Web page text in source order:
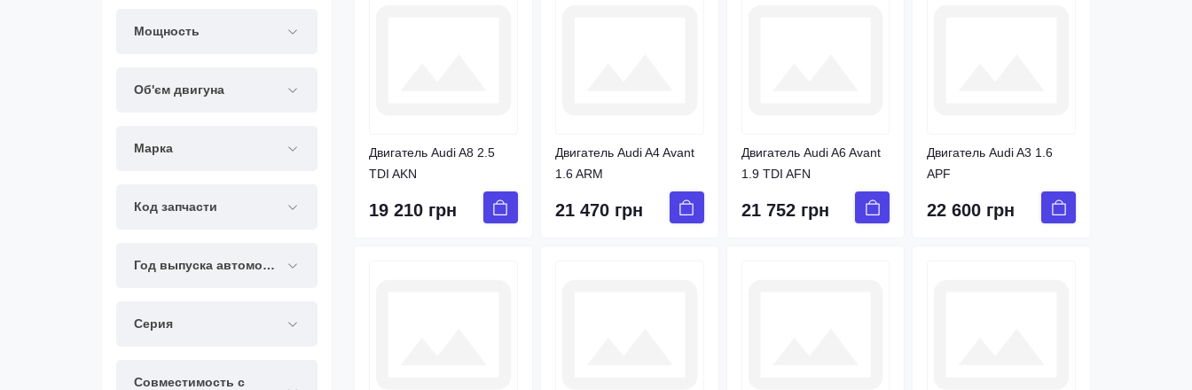
Мощность
Об'єм двигуна
Марка
Код запчасти
Год выпуска автомобиля
Серия
Совместимость с
Двигатель Audi A8 2.5
TDI AKN
19 210 грн
Двигатель Audi A4 Avant
1.6 ARM
21 470 грн
Двигатель Audi A6 Avant
1.9 TDI AFN
21 752 грн
Двигатель Audi A3 1.6
APF
22 600 грн